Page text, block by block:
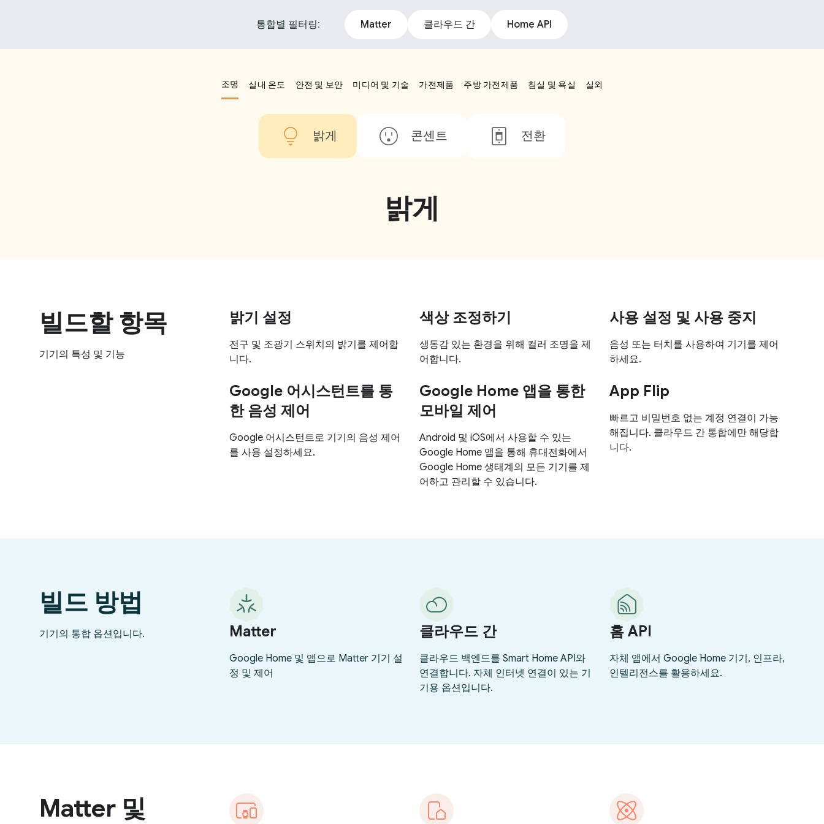
통합별 필터링: Matter 클라우드 간 Home API
조명 실내 온도 안전 및 보안 미디어 및 기술 가전제품 주방 가전제품 침실 및 욕실 실외
밝게 콘센트 전환
밝게
빌드할 항목
기기의 특성 및 기능
밝기 설정
전구 및 조광기 스위치의 밝기를 제어합
니다.
색상 조정하기
생동감 있는 환경을 위해 컬러 조명을 제
어합니다.
사용 설정 및 사용 중지
음성 또는 터치를 사용하여 기기를 제어
하세요.
Google 어시스턴트를 통
한 음성 제어
Google 어시스턴트로 기기의 음성 제어
를 사용 설정하세요.
Google Home 앱을 통한
모바일 제어
Android 및 iOS에서 사용할 수 있는
Google Home 앱을 통해 휴대전화에서
Google Home 생태계의 모든 기기를 제
어하고 관리할 수 있습니다.
App Flip
빠르고 비밀번호 없는 계정 연결이 가능
해집니다. 클라우드 간 통합에만 해당합
니다.
빌드 방법
기기의 통합 옵션입니다. Matter
Google Home 및 앱으로 Matter 기기 설
정 및 제어
클라우드 간
클라우드 백엔드를 Smart Home API와
연결합니다. 자체 인터넷 연결이 있는 기
기용 옵션입니다.
홈 API
자체 앱에서 Google Home 기기, 인프라,
인텔리전스를 활용하세요.
Matter 및